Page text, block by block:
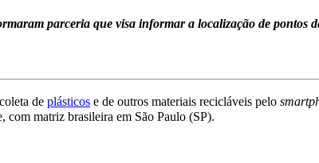
parceria que visa informar a localização de pontos
de plásticos e de outros materiais recicláveis pelo
com matriz brasileira em São Paulo (SP).